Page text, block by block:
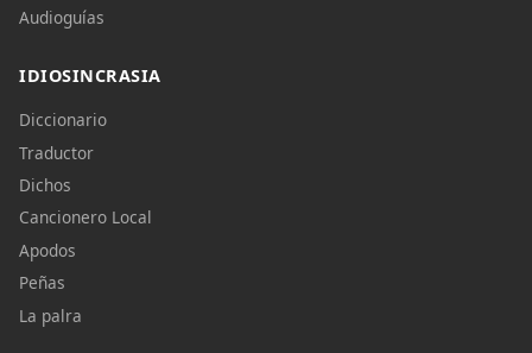
Audioguías
IDIOSINCRASIA
Diccionario
Traductor
Dichos
Cancionero Local
Apodos
Peñas
La palra